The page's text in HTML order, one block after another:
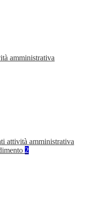
amministrativa
attività amministrativa
2